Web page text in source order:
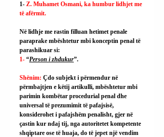
1- Z. Muhamet Osmani, ka humbur lidhjet me
të afërmit.
Në lidhje me rastin filluan hetimet penale
paraprake mbështetur mbi konceptin penal të
parashikuar si:
1- “Person i zhdukur”.
Shënim: Çdo subjekt i përmendur në
përmbajtjen e këtij artikulli, mbështetur mbi
parimin kombëtar procedurial penal dhe
universal të prezumimit të pafajsisë,
konsiderohet i pafajshëm penalisht, gjer në
çastin kur ndaj tij, nga autoritetet kompetente
shqiptare ose të huaja, do të jepet një vendim